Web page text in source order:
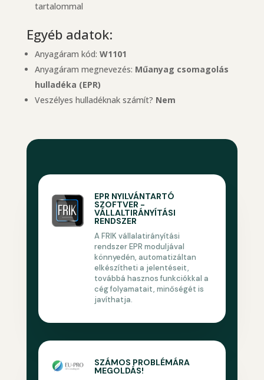
tartalommal
Egyéb adatok:
Anyagáram kód: W1101
Anyagáram megnevezés: Műanyag csomagolás
hulladéka (EPR)
Veszélyes hulladéknak számít? Nem
EPR NYILVÁNTARTÓ
SZOFTVER -
VÁLLALTIRÁNYÍTÁSI
RENDSZER
A FRIK vállalatirányítási
rendszer EPR moduljával
könnyedén, automatizáltan
elkészítheti a jelentéseit,
továbbá hasznos funkciókkal a
cég folyamatait, minőségét is
javíthatja.
SZÁMOS PROBLÉMÁRA
MEGOLDÁS!